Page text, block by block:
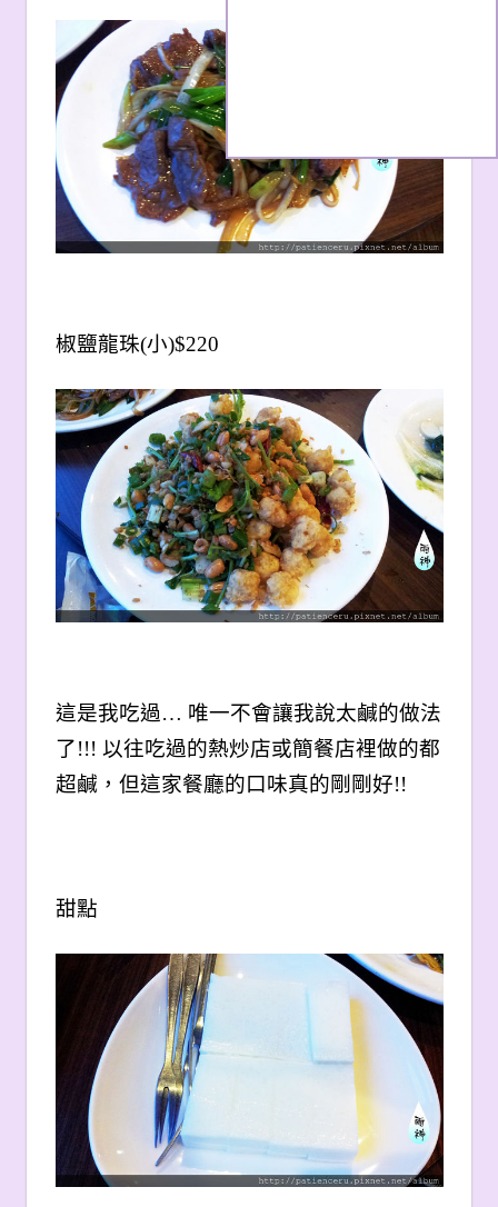
椒鹽龍珠(小)$220
這是我吃過… 唯一不會讓我說太鹹的做法
了!!! 以往吃過的熱炒店或簡餐店裡做的都
超鹹，但這家餐廳的口味真的剛剛好!!
甜點